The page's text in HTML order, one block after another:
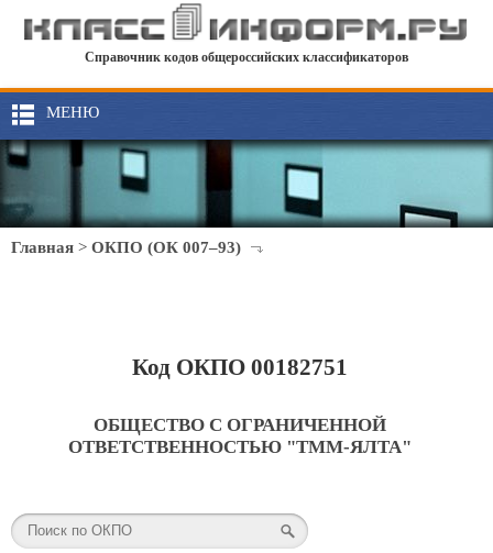
Справочник кодов общероссийских классификаторов
МЕНЮ
Главная > ОКПО (ОК 007–93)
Код ОКПО 00182751
ОБЩЕСТВО С ОГРАНИЧЕННОЙ
ОТВЕТСТВЕННОСТЬЮ "ТММ-ЯЛТА"